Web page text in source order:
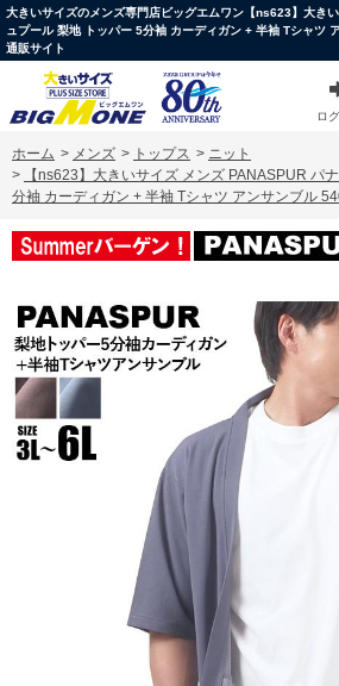
大きいサイズのメンズ専門店ビッグエムワン【ns623】大き
ュプール 梨地 トッパー 5分袖 カーディガン + 半袖 Tシャツ
通販サイト
ロ
ホーム > メンズ > トップス > ニット
>
【ns623】大きいサイズ メンズ PANASPUR パ
分袖 カーディガン + 半袖 Tシャツ アンサンブル